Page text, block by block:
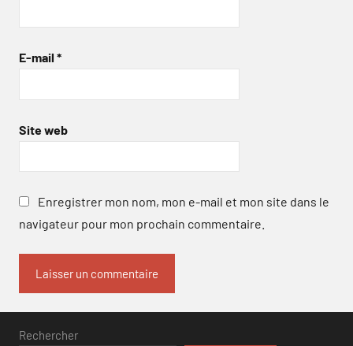
E-mail *
Site web
Enregistrer mon nom, mon e-mail et mon site dans le
navigateur pour mon prochain commentaire.
Rechercher